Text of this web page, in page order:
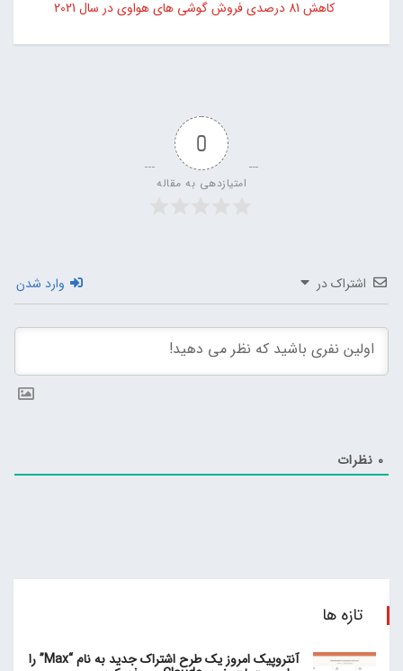
کاهش 81 درصدی فروش گوشی‌ های هواوی در سال 2021
0
امتیازدهی به مقاله
اشتراک در وارد شدن
0 نظرات
تازه ها
آنتروپیک امروز یک طرح اشتراک جدید به نام “Max” را